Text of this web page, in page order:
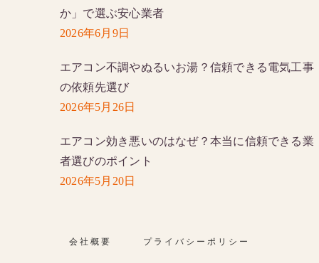
か」で選ぶ安心業者
2026年6月9日
エアコン不調やぬるいお湯？信頼できる電気工事
の依頼先選び
2026年5月26日
エアコン効き悪いのはなぜ？本当に信頼できる業
者選びのポイント
2026年5月20日
会社概要 プライバシーポリシー